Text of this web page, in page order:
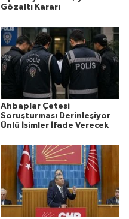
Gözaltı Kararı
Ahbaplar Çetesi
Soruşturması Derinleşiyor
Ünlü İsimler İfade Verecek